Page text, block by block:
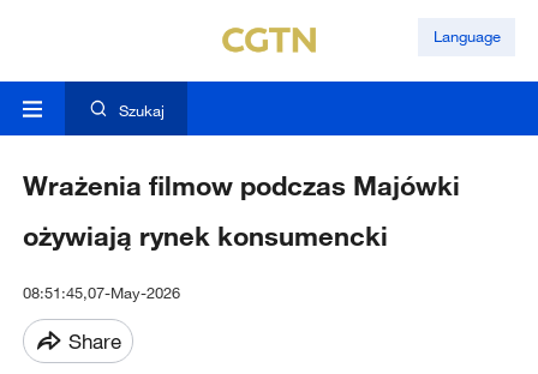
Language
Szukaj
Wrażenia filmow podczas Majówki
ożywiają rynek konsumencki
08:51:45,07-May-2026
Share